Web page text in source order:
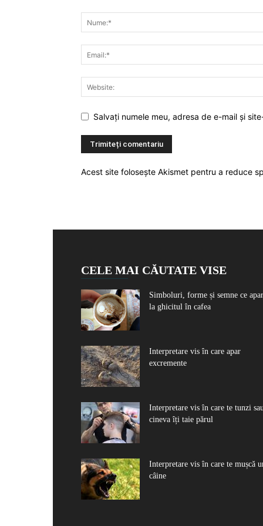
Salvați numele meu, adresa de e-mail și
Acest site folosește Akismet pentru a reduce
CELE MAI CĂUTATE VISE
Simboluri, forme și semne ce apar
la ghicitul în cafea
Interpretare vis în care apar
excremente
Interpretare vis în care te tunzi
cineva îți taie părul
Interpretare vis în care te mușcă
câine